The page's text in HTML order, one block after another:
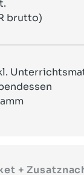
brutto)
+